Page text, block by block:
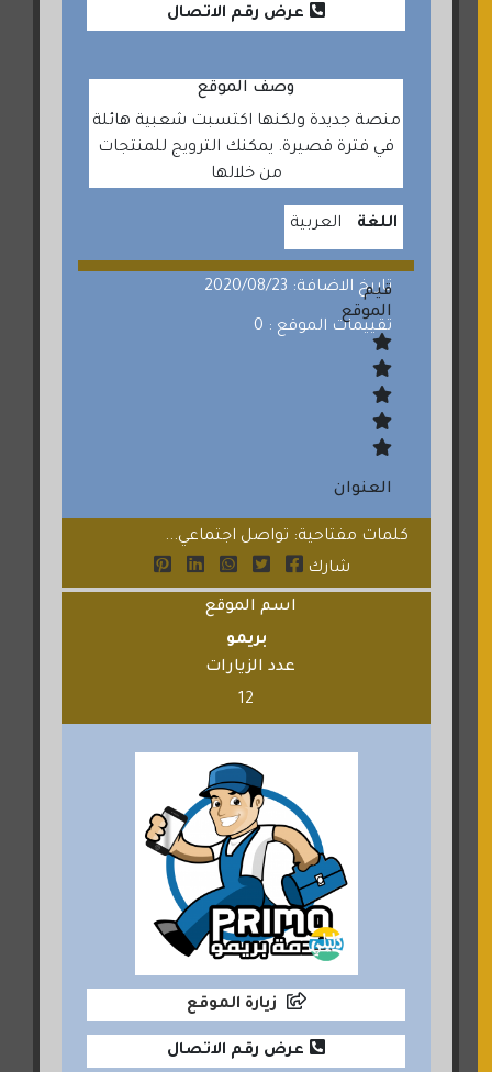
عرض رقم الاتصال
وصف الموقع
منصة جديدة ولكنها اكتسبت شعبية هائلة
في فترة قصيرة. يمكنك الترويج للمنتجات
من خلالها
اللغة العربية
تاريخ الاضافة: 2020/08/23
تقييمات الموقع : 0
قيم
الموقع
العنوان
كلمات مفتاحية: تواصل اجتماعي...
شارك
اسم الموقع
بريمو
عدد الزيارات
12
زيارة الموقع
عرض رقم الاتصال